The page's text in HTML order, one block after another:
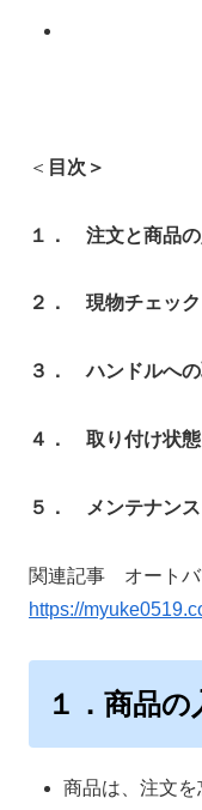
＜ 目次＞
１． 注文と商品
２． 現物チェック
３． ハンドルへ
４． 取り付け状態
５． メンテナン
関連記事 オート
https://
１．商品の
商品は、注文